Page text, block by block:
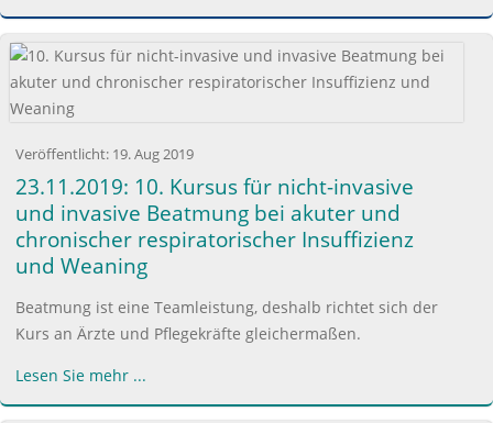
Veröffentlicht: 19. Aug 2019
23.11.2019: 10. Kursus für nicht-invasive
und invasive Beatmung bei akuter und
chronischer respiratorischer Insuffizienz
und Weaning
Beatmung ist eine Teamleistung, deshalb richtet sich der
Kurs an Ärzte und Pflegekräfte gleichermaßen.
Lesen Sie mehr ...